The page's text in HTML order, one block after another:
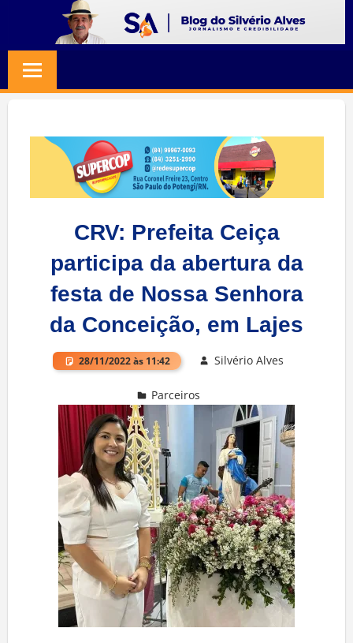
content
SILVERIO
ALVES
Jornalismo
Credibilidade
CRV: Prefeita Ceiça
participa da abertura da
festa de Nossa Senhora
da Conceição, em Lajes
28/11/2022 às 11:42 Silvério Alves
Parceiros
Deixe um comentário